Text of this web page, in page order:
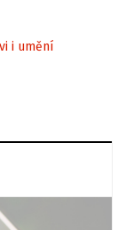
i umění